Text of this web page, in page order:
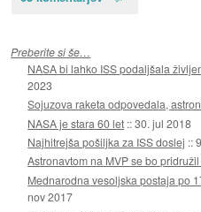
Preberite si še…
NASA bi lahko ISS podaljšala
2023
Sojuzova raketa odpovedala,
NASA je stara 60 let ::30. jul 2018
Najhitrejša pošiljka za ISS doslej ::
Astronavtom na MVP se bo
Mednarodna vesoljska postaja po
nov 2017